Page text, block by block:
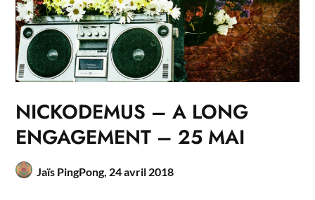
NICKODEMUS – A LONG
ENGAGEMENT – 25 MAI
Jaïs PingPong, 24 avril 2018